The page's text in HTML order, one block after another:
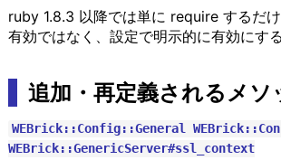
ruby 1.8.3 以降では単に require するだ
有効ではなく、設定で明示的に有効にす
追加・再定義されるメソ
WEBrick::Config::General
WEBrick::GenericServer#ssl_context